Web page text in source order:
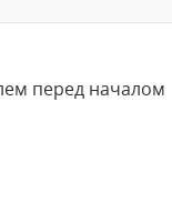
перед началом